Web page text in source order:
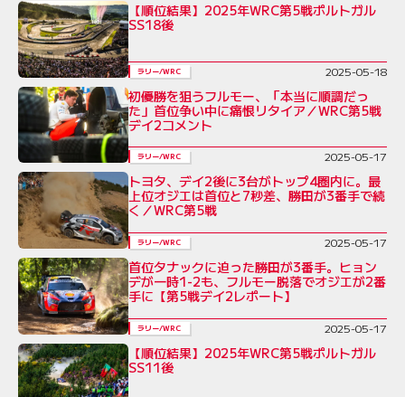
【順位結果】2025年WRC第5戦ポルトガル
SS18後
ラリー/WRC 2025-05-18
初優勝を狙うフルモー、「本当に順調だっ
た」首位争い中に痛恨リタイア／WRC第5戦
デイ2コメント
ラリー/WRC 2025-05-17
トヨタ、デイ2後に3台がトップ4圏内に。最
上位オジエは首位と7秒差、勝田が3番手で続
く／WRC第5戦
ラリー/WRC 2025-05-17
首位タナックに迫った勝田が3番手。ヒョン
デが一時1-2も、フルモー脱落でオジエが2番
手に【第5戦デイ2レポート】
ラリー/WRC 2025-05-17
【順位結果】2025年WRC第5戦ポルトガル
SS11後